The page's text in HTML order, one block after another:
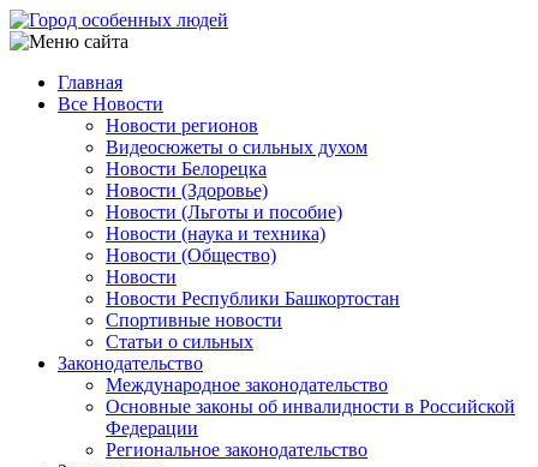
Перейти
к
содержанию
Main
navigation
Главная
Все Новости
Новости регионов
Видеосюжеты о сильных духом
Новости Белорецка
Новости (Здоровье)
Новости (Льготы и пособие)
Новости (наука и техника)
Новости (Общество)
Новости
Новости Республики Башкортостан
Спортивные новости
Статьи о сильных
Законодательство
Международное законодательство
Основные законы об инвалидности в Российской
Федерации
Региональное законодательство